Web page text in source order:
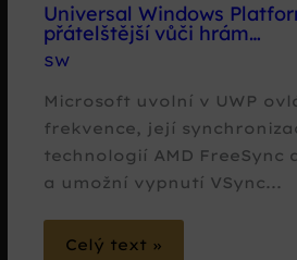
Universal Windows
přátelštější vůči hrám…
SW
Microsoft uvolní v UWP
frekvence, její
technologií AMD FreeSync
a umožní vypnutí VSync...
Celý text »